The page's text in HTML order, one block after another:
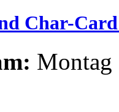
Char-
Montag